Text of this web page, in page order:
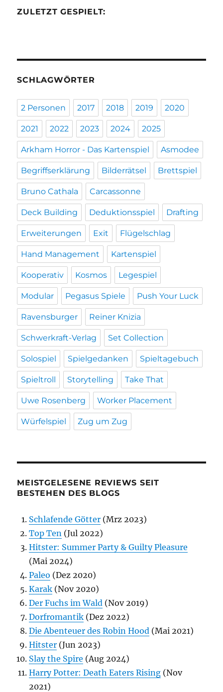
ZULETZT GESPIELT:
SCHLAGWÖRTER
2 Personen 2017 2018 2019 2020
2021 2022 2023 2024 2025
Arkham Horror - Das Kartenspiel Asmodee
Begriffserklärung Bilderrätsel Brettspiel
Bruno Cathala Carcassonne
Deck Building Deduktionsspiel Drafting
Erweiterungen Exit Flügelschlag
Hand Management Kartenspiel
Kooperativ Kosmos Legespiel
Modular Pegasus Spiele Push Your Luck
Ravensburger Reiner Knizia
Schwerkraft-Verlag Set Collection
Solospiel Spielgedanken Spieltagebuch
Spieltroll Storytelling Take That
Uwe Rosenberg Worker Placement
Würfelspiel Zug um Zug
MEISTGELESENE REVIEWS SEIT
BESTEHEN DES BLOGS
Schlafende Götter (Mrz 2023)
Top Ten (Jul 2022)
Hitster: Summer Party & Guilty Pleasure
(Mai 2024)
Paleo (Dez 2020)
Karak (Nov 2020)
Der Fuchs im Wald (Nov 2019)
Dorfromantik (Dez 2022)
Die Abenteuer des Robin Hood (Mai 2021)
Hitster (Jun 2023)
Slay the Spire (Aug 2024)
Harry Potter: Death Eaters Rising (Nov
2021)